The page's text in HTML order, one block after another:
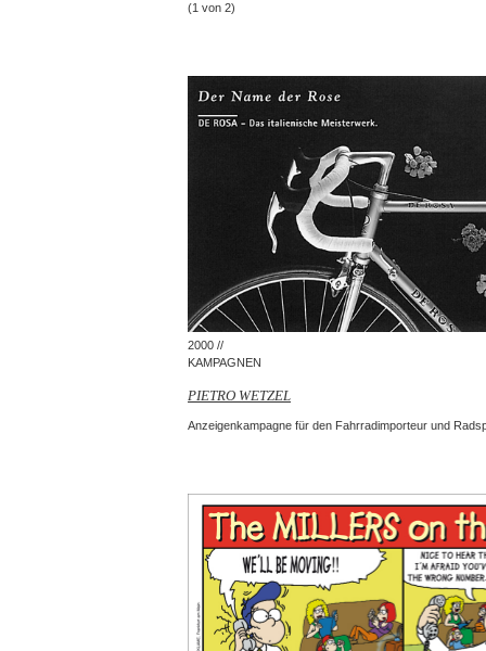
(1 von 2)
2000 //
KAMPAGNEN
PIETRO WETZEL
Anzeigenkampagne für den Fahrradimporteur und